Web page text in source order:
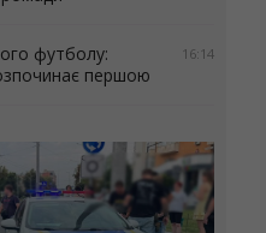
16:14
футболу:
першою